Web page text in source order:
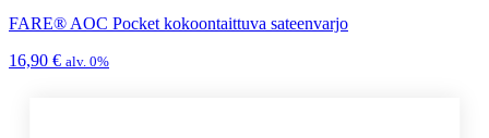
FARE® AOC Pocket kokoontaittuva sateenvarjo
16,90 € alv. 0%